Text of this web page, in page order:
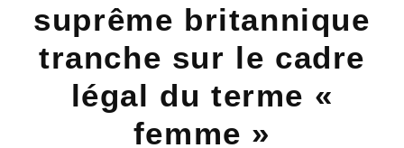
suprême britannique
tranche sur le cadre
légal du terme «
femme »